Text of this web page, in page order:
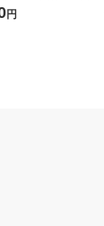
品計画
円